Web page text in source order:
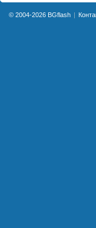
© 2004-2026 BGflash